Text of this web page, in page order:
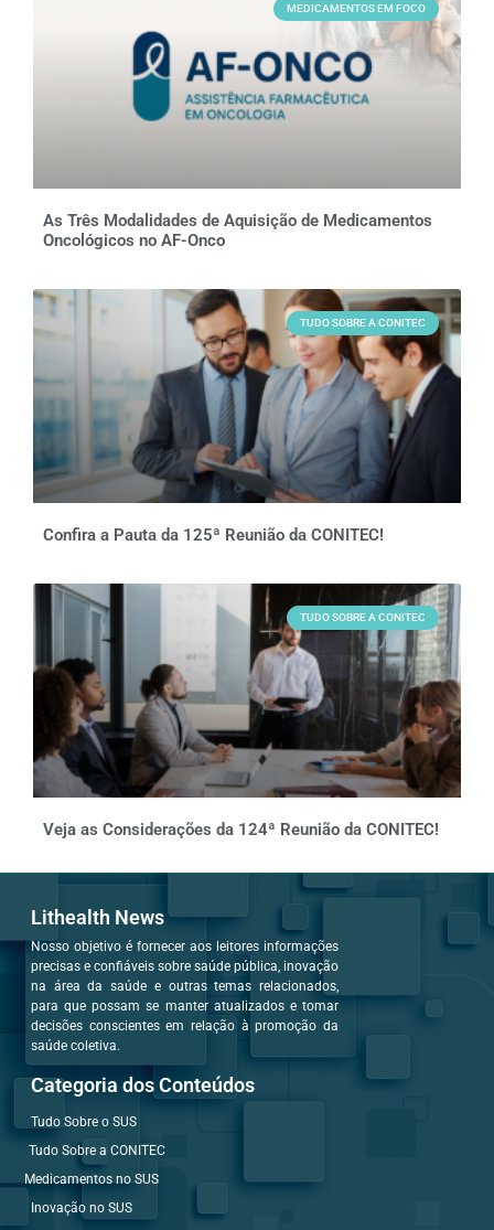
MEDICAMENTOS EM FOCO
As Três Modalidades de Aquisição de Medicamentos
Oncológicos no AF-Onco
TUDO SOBRE A CONITEC
Confira a Pauta da 125ª Reunião da CONITEC!
TUDO SOBRE A CONITEC
Veja as Considerações da 124ª Reunião da CONITEC!
Lithealth News
Nosso objetivo é fornecer aos leitores informações
precisas e confiáveis sobre saúde pública, inovação
na área da saúde e outras temas relacionados,
para que possam se manter atualizados e tomar
decisões conscientes em relação à promoção da
saúde coletiva.
Categoria dos Conteúdos
Tudo Sobre o SUS
Tudo Sobre a CONITEC
Medicamentos no SUS
Inovação no SUS